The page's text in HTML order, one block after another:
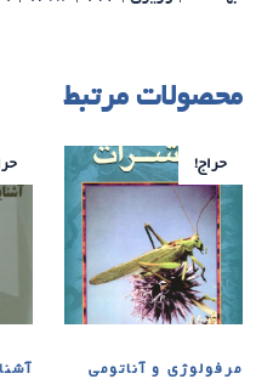
محصولات مرتبط
حراج!
مرفولوژی و آناتومی